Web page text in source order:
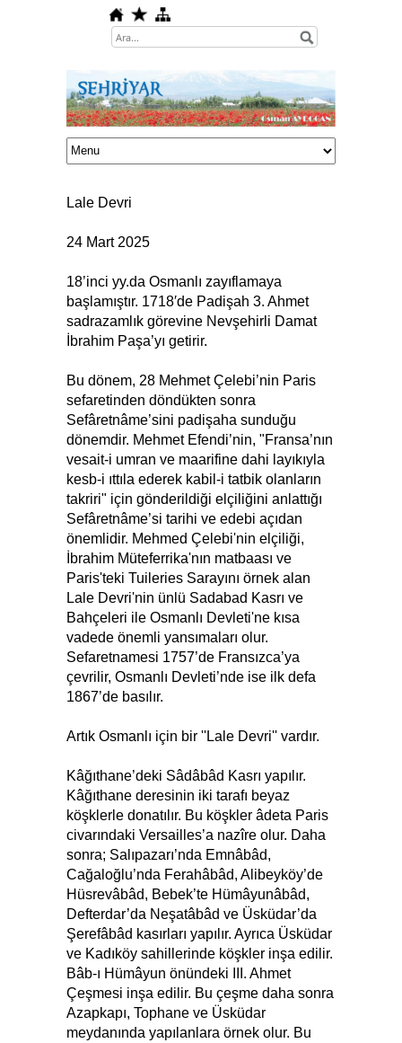
Lale Devri
24 Mart 2025
18’inci yy.da Osmanlı zayıflamaya
başlamıştır. 1718′de Padişah 3. Ahmet
sadrazamlık görevine Nevşehirli Damat
İbrahim Paşa’yı getirir.
Bu dönem, 28 Mehmet Çelebi’nin Paris
sefaretinden döndükten sonra
Sefâretnâme’sini padişaha sunduğu
dönemdir. Mehmet Efendi’nin, "Fransa’nın
vesait-i umran ve maarifine dahi layıkıyla
kesb-i ıttıla ederek kabil-i tatbik olanların
takriri" için gönderildiği elçiliğini anlattığı
Sefâretnâme’si tarihi ve edebi açıdan
önemlidir. Mehmed Çelebi'nin elçiliği,
İbrahim Müteferrika'nın matbaası ve
Paris'teki Tuileries Sarayını örnek alan
Lale Devri'nin ünlü Sadabad Kasrı ve
Bahçeleri ile Osmanlı Devleti'ne kısa
vadede önemli yansımaları olur.
Sefaretnamesi 1757’de Fransızca’ya
çevrilir, Osmanlı Devleti’nde ise ilk defa
1867’de basılır.
Artık Osmanlı için bir ''Lale Devri'' vardır.
Kâğıthane’deki Sâdâbâd Kasrı yapılır.
Kâğıthane deresinin iki tarafı beyaz
köşklerle donatılır. Bu köşkler âdeta Paris
civarındaki Versailles’a nazîre olur. Daha
sonra; Salıpazarı’nda Emnâbâd,
Cağaloğlu’nda Ferahâbâd, Alibeyköy’de
Hüsrevâbâd, Bebek’te Hümâyunâbâd,
Defterdar’da Neşatâbâd ve Üsküdar’da
Şerefâbâd kasırları yapılır. Ayrıca Üsküdar
ve Kadıköy sahillerinde köşkler inşa edilir.
Bâb-ı Hümâyun önündeki III. Ahmet
Çeşmesi inşa edilir. Bu çeşme daha sonra
Azapkapı, Tophane ve Üsküdar
meydanında yapılanlara örnek olur. Bu